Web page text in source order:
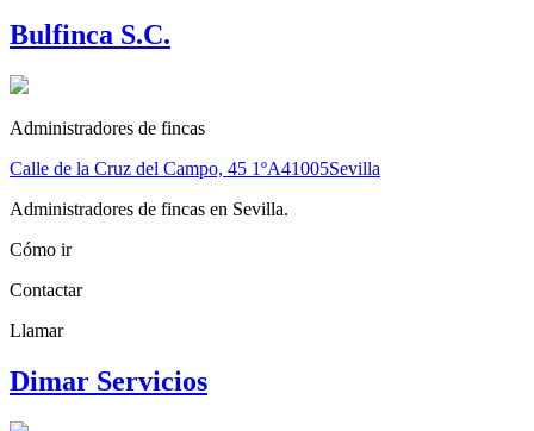
Bulfinca S.C.
Administradores de fincas
Calle de la Cruz del Campo, 45 1ºA41005Sevilla
Administradores de fincas en Sevilla.
Cómo ir
Contactar
Llamar
Dimar Servicios